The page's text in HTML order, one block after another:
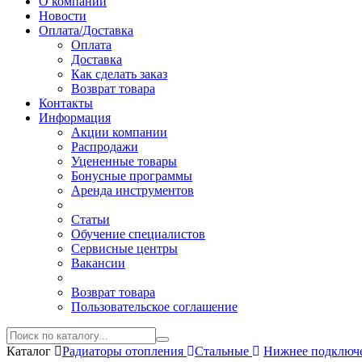
Новости
Оплата/Доставка
Оплата
Доставка
Как сделать заказ
Возврат товара
Контакты
Информация
Акции компании
Распродажи
Уцененные товары
Бонусные программы
Аренда инструментов
Статьи
Обучение специалистов
Сервисные центры
Вакансии
Возврат товара
Пользовательское соглашение
Каталог Радиаторы отопления Стальные Нижнее